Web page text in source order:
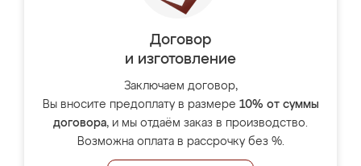
Договор
и изготовление
Заключаем договор,
Вы вносите предоплату в размере 10% от суммы
договора, и мы отдаём заказ в производство.
Возможна оплата в рассрочку без %.